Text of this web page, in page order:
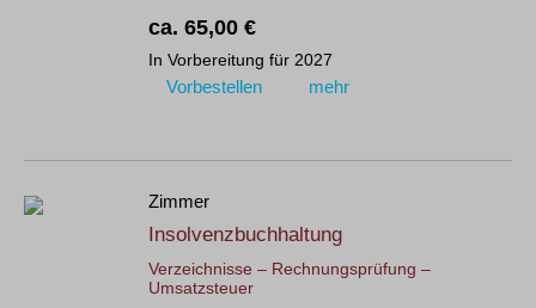
ca. 65,00 €
In Vorbereitung für 2027
Vorbestellen mehr
Zimmer
Insolvenzbuchhaltung
Verzeichnisse – Rechnungsprüfung –
Umsatzsteuer